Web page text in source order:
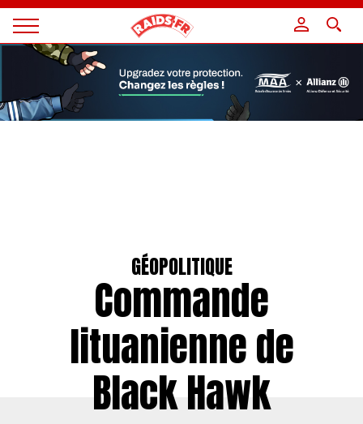
Magazine
Raids
GÉOPOLITIQUE
Commande
lituanienne de
Black Hawk
Panneau de gestion des cookies